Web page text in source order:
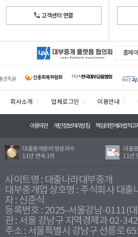
고객센터 연결
홈페
회사소개 업체로그인 이용안내
이용약관 개인정보처리방침 책임의한계와법적고
대출중개분야 방문자수
11년 연속 1위
대출
11년
사이트명 : 대출나라대부중개
대부중개업 상호명 : 주식회사 대출
자 : 신준식
등록번호 : 2025-서울강남-0111(
관 : 서울 강남구 지역경제과 02-
주소 : 서울특별시 강남구 선릉로